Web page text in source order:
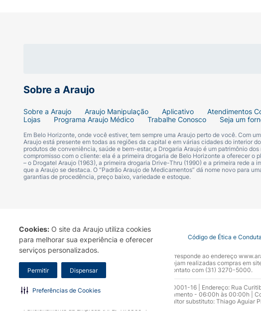
Cookies: O site da Araujo utiliza cookies
para melhorar sua experiência e oferecer
serviços personalizados.
Permitir Dispensar
Preferências de Cookies
Sobre a Araujo
Sobre a Araujo Araujo Manipulação Aplicativo Atendimentos
Lojas
Programa Araujo Médico Trabalhe Conosco Seja um
Em Belo Horizonte, onde você estiver, tem sempre uma Araujo perto de você. Com
Araujo está presente em todas as regiões da capital e em várias cidades do interior
produtos de conveniência, saúde e bem-estar, a Drogaria Araujo é um patrimônio
compromisso com o cliente: ela é a primeira drogaria de Belo Horizonte a oferecer
– o Drogatel Araujo (1963), a primeira drogaria Drive-Thru (1990) e a primeira rede
que a Araujo se destaca. O “Padrão Araujo de Medicamentos” dá nome novo para
garantias de procedência, preço baixo, variedade e estoque.
Termo de Uso Portal da Privacidade Covid-19 Código de Ética e Conduta
A Drogaria Araujo S/A informa que o seu site oficial corresponde ao endereço
marca. Para sua segurança recomendamos que não sejam realizadas compras em
Araujo S.A. Em caso de dúvidas, gentileza entrar em contato com (31) 3270-5000.
Razão Social: Drogaria Araujo S.A | CNPJ: 17.256.512.0001-16 | Endereço: Rua
0300.313.1010 e (31) 3270-5000 Horário de funcionamento - 06:00h às 00:00h |
10.965 | Yasmin Silva Alvarenga – CRF 52.584 - Consultor substituto: Thiago
Funcionamento da Empresa (AFE): 7.16355-1